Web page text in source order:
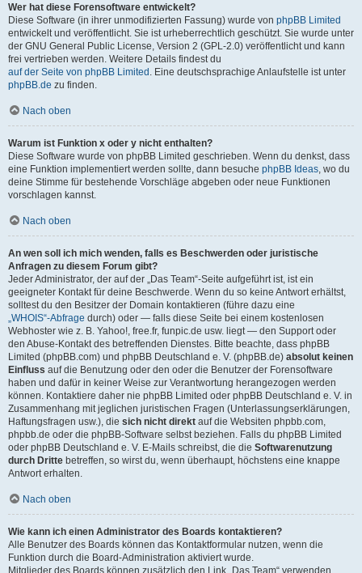
Wer hat diese Forensoftware entwickelt?
Diese Software (in ihrer unmodifizierten Fassung) wurde von phpBB Limited
entwickelt und veröffentlicht. Sie ist urheberrechtlich geschützt. Sie wurde unter
der GNU General Public License, Version 2 (GPL-2.0) veröffentlicht und kann
frei vertrieben werden. Weitere Details findest du
auf der Seite von phpBB Limited . Eine deutschsprachige Anlaufstelle ist unter
phpBB.de zu finden.
Nach oben
Warum ist Funktion x oder y nicht enthalten?
Diese Software wurde von phpBB Limited geschrieben. Wenn du denkst, dass
eine Funktion implementiert werden sollte, dann besuche phpBB Ideas, wo du
deine Stimme für bestehende Vorschläge abgeben oder neue Funktionen
vorschlagen kannst.
Nach oben
An wen soll ich mich wenden, falls es Beschwerden oder juristische
Anfragen zu diesem Forum gibt?
Jeder Administrator, der auf der „Das Team“-Seite aufgeführt ist, ist ein
geeigneter Kontakt für deine Beschwerde. Wenn du so keine Antwort erhältst,
solltest du den Besitzer der Domain kontaktieren (führe dazu eine
„WHOIS“-Abfrage durch) oder — falls diese Seite bei einem kostenlosen
Webhoster wie z. B. Yahoo!, free.fr, funpic.de usw. liegt — den Support oder
den Abuse-Kontakt des betreffenden Dienstes. Bitte beachte, dass phpBB
Limited (phpBB.com) und phpBB Deutschland e. V. (phpBB.de) absolut keinen
Einfluss auf die Benutzung oder den oder die Benutzer der Forensoftware
haben und dafür in keiner Weise zur Verantwortung herangezogen werden
können. Kontaktiere daher nie phpBB Limited oder phpBB Deutschland e. V. in
Zusammenhang mit jeglichen juristischen Fragen (Unterlassungserklärungen,
Haftungsfragen usw.), die sich nicht direkt auf die Websiten phpbb.com,
phpbb.de oder die phpBB-Software selbst beziehen. Falls du phpBB Limited
oder phpBB Deutschland e. V. E-Mails schreibst, die die Softwarenutzung
durch Dritte betreffen, so wirst du, wenn überhaupt, höchstens eine knappe
Antwort erhalten.
Nach oben
Wie kann ich einen Administrator des Boards kontaktieren?
Alle Benutzer des Boards können das Kontaktformular nutzen, wenn die
Funktion durch die Board-Administration aktiviert wurde.
Mitglieder des Boards können zusätzlich den Link „Das Team“ verwenden.